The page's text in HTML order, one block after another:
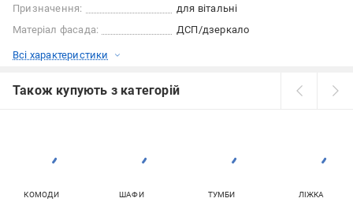
Призначення:
для вітальні
Матеріал фасада:
ДСП/дзеркало
Всі характеристики
Також купують з категорій
КОМОДИ ШАФИ ТУМБИ ЛІЖКА